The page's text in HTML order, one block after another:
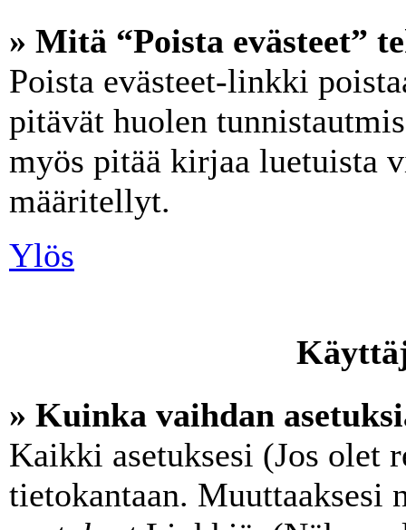
» Mitä “Poista evästeet”
Poista evästeet-linkki
pitävät huolen
myös pitää kirjaa luetuista
määritellyt.
Ylös
» Kuinka vaihdan
Kaikki asetuksesi (Jos olet
tietokantaan.